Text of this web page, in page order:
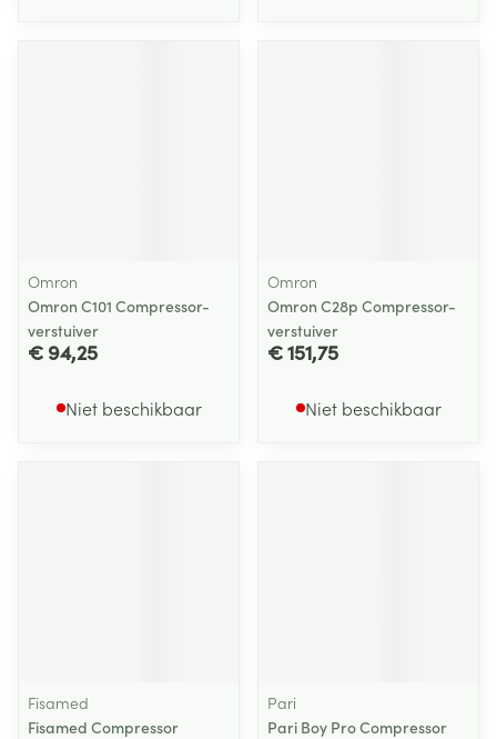
Omron
Omron C101 Compressor-
verstuiver
€ 94,25
Niet beschikbaar
Omron
Omron C28p Compressor-
verstuiver
€ 151,75
Niet beschikbaar
Fisamed
Fisamed Compressor
Pari
Pari Boy Pro Compressor